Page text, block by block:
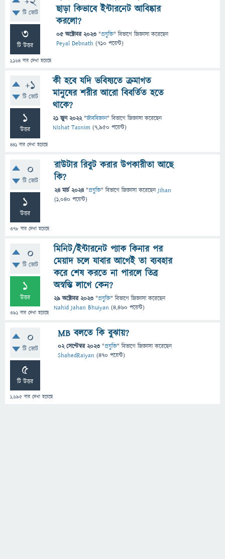
টি ভোট
3
টি উত্তর
1,164 বার দেখা হয়েছে
ছাড়া কিভাবে ইন্টারনেট আবিষ্কার
করলো?
05 অক্টোবর 2023 "প্রযুক্তি" বিভাগে জিজ্ঞাসাকরেছেন
Peyal Debnath (710 পয়েন্ট)
+1
টি ভোট
1
উত্তর
441 বার দেখা হয়েছে
কী হবে যদি ভবিষ্যতে ক্রমাগত
মানুষের শরীর আরো বিবর্তিত হতে
থাকে?
21 জুন 2022 "জীববিজ্ঞান" বিভাগে জিজ্ঞাসাকরেছেন
Nishat Tasnim (7,950 পয়েন্ট)
0
টি ভোট
1
উত্তর
378 বার দেখা হয়েছে
রাউটার রিবুট করার উপকারীতা আছে
কি?
24 মার্চ 2024 "প্রযুক্তি" বিভাগে জিজ্ঞাসাকরেছেনJihan
(1,040 পয়েন্ট)
0
টি ভোট
1
উত্তর
391 বার দেখা হয়েছে
মিনিট/ইন্টারনেট প্যাক কিনার পর
মেয়াদ চলে যাবার আগেই তা ব্যবহার
করে শেষ করতে না পারলে তিব্র
অস্বস্তি লাগে কেন?
29 অক্টোবর 2023 "প্রযুক্তি" বিভাগে জিজ্ঞাসাকরেছেন
Nahid Jahan Bhuiyan (4,460 পয়েন্ট)
0
টি ভোট
5
টি উত্তর
1,695 বার দেখা হয়েছে
MB বলতে কি বুঝায়?
02 সেপ্টেম্বর 2023 "প্রযুক্তি" বিভাগে জিজ্ঞাসাকরেছেন
ShahedRaiyan (470 পয়েন্ট)